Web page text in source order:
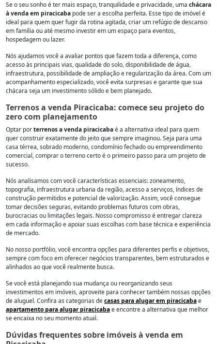
Se o seu sonho é ter mais espaço, tranquilidade e privacidade, uma chácara
à venda em piracicaba pode ser a escolha perfeita. Esse tipo de imóvel é
ideal para quem quer fugir da rotina agitada, criar um refúgio de descanso
em família ou até mesmo investir em um espaço para eventos,
hospedagem ou lazer.
Nós ajudamos você a avaliar pontos que fazem toda a diferença, como
acesso às principais vias, qualidade do solo, disponibilidade de água,
infraestrutura, possibilidade de ampliação e regularização da área. Com um
acompanhamento especializado, você evita surpresas e garante que sua
chácara seja um investimento sólido e bem planejado.
Terrenos a venda Piracicaba: comece seu projeto do
zero com planejamento
Optar porterrenos a venda piracicabaé a alternativa ideal para quem
quer construir exatamente do jeito que sempre imaginou. Seja para uma
casa térrea, sobrado moderno, condomínio fechado ou empreendimento
comercial, comprar o terreno certo é o primeiro passo para um projeto de
sucesso.
Nós analisamos com você características essenciais: zoneamento,
topografia, infraestrutura urbana da região, acesso a serviços, índices de
construção permitidos e potencial de valorização. Assim, você consegue
tomar decisões seguras, evitando problemas futuros com obras,
burocracias ou limitações legais. Nosso compromisso é entregar clareza
em cada informação e apoiar suas escolhas com base técnica e experiência
de mercado.
No nosso portfólio, você encontra opções para diferentes perfis e objetivos,
sempre com foco em oferecer negócios transparentes, bem estruturados e
alinhados ao que você realmente busca.
Se você está planejando sua mudança ou reorganizando seus
investimentos em imóveis, aproveite para conhecer também nossas opções
de aluguel. Confira as categorias decasas para alugar em piracicabae
apartamento para alugar piracicabae encontre a alternativa que melhor
se encaixa no seu momento atual.
Dúvidas frequentes sobre imóveis à venda em